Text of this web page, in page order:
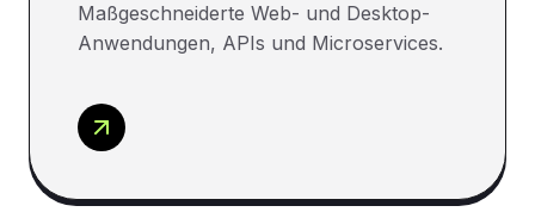
Maßgeschneiderte Web- und Desktop-
Anwendungen, APIs und Microservices.